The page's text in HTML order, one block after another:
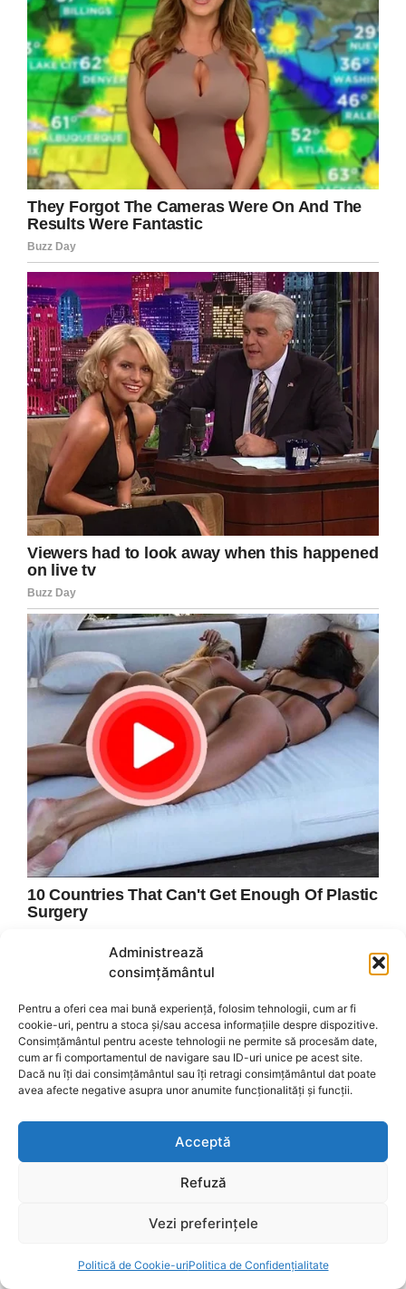
Administrează
consimțământul
Pentru a oferi cea mai bună experiență, folosim tehnologii, cum ar fi
cookie-uri, pentru a stoca și/sau accesa informațiile despre dispozitive.
Consimțământul pentru aceste tehnologii ne permite să procesăm date,
cum ar fi comportamentul de navigare sau ID-uri unice pe acest site.
Dacă nu îți dai consimțământul sau îți retragi consimțământul dat poate
avea afecte negative asupra unor anumite funcționalități și funcții.
Acceptă
Refuză
Vezi preferințele
Politică de Cookie-uriPolitica de Confidențialitate